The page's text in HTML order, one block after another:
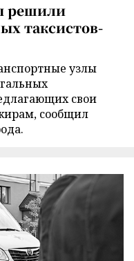
решили
таксистов-
узлы
свои
сообщил